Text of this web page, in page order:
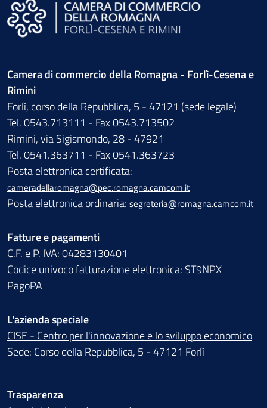
Camera di commercio della Romagna - Forlì-Cesena e
Rimini
Forlì, corso della Repubblica, 5 - 47121 (sede legale)
Tel. 0543.713111 - Fax 0543.713502
Rimini, via Sigismondo, 28 - 47921
Tel. 0541.363711 - Fax 0541.363723
Posta elettronica certificata:
cameradellaromagna@pec.romagna.camcom.it
Posta elettronica ordinaria: segreteria@romagna.camcom.it
Fatture e pagamenti
C.F. e P. IVA: 04283130401
Codice univoco fatturazione elettronica: ST9NPX
PagoPA
L'azienda speciale
CISE - Centro per l'innovazione e lo sviluppo economico
Sede: Corso della Repubblica, 5 - 47121 Forlì
Trasparenza